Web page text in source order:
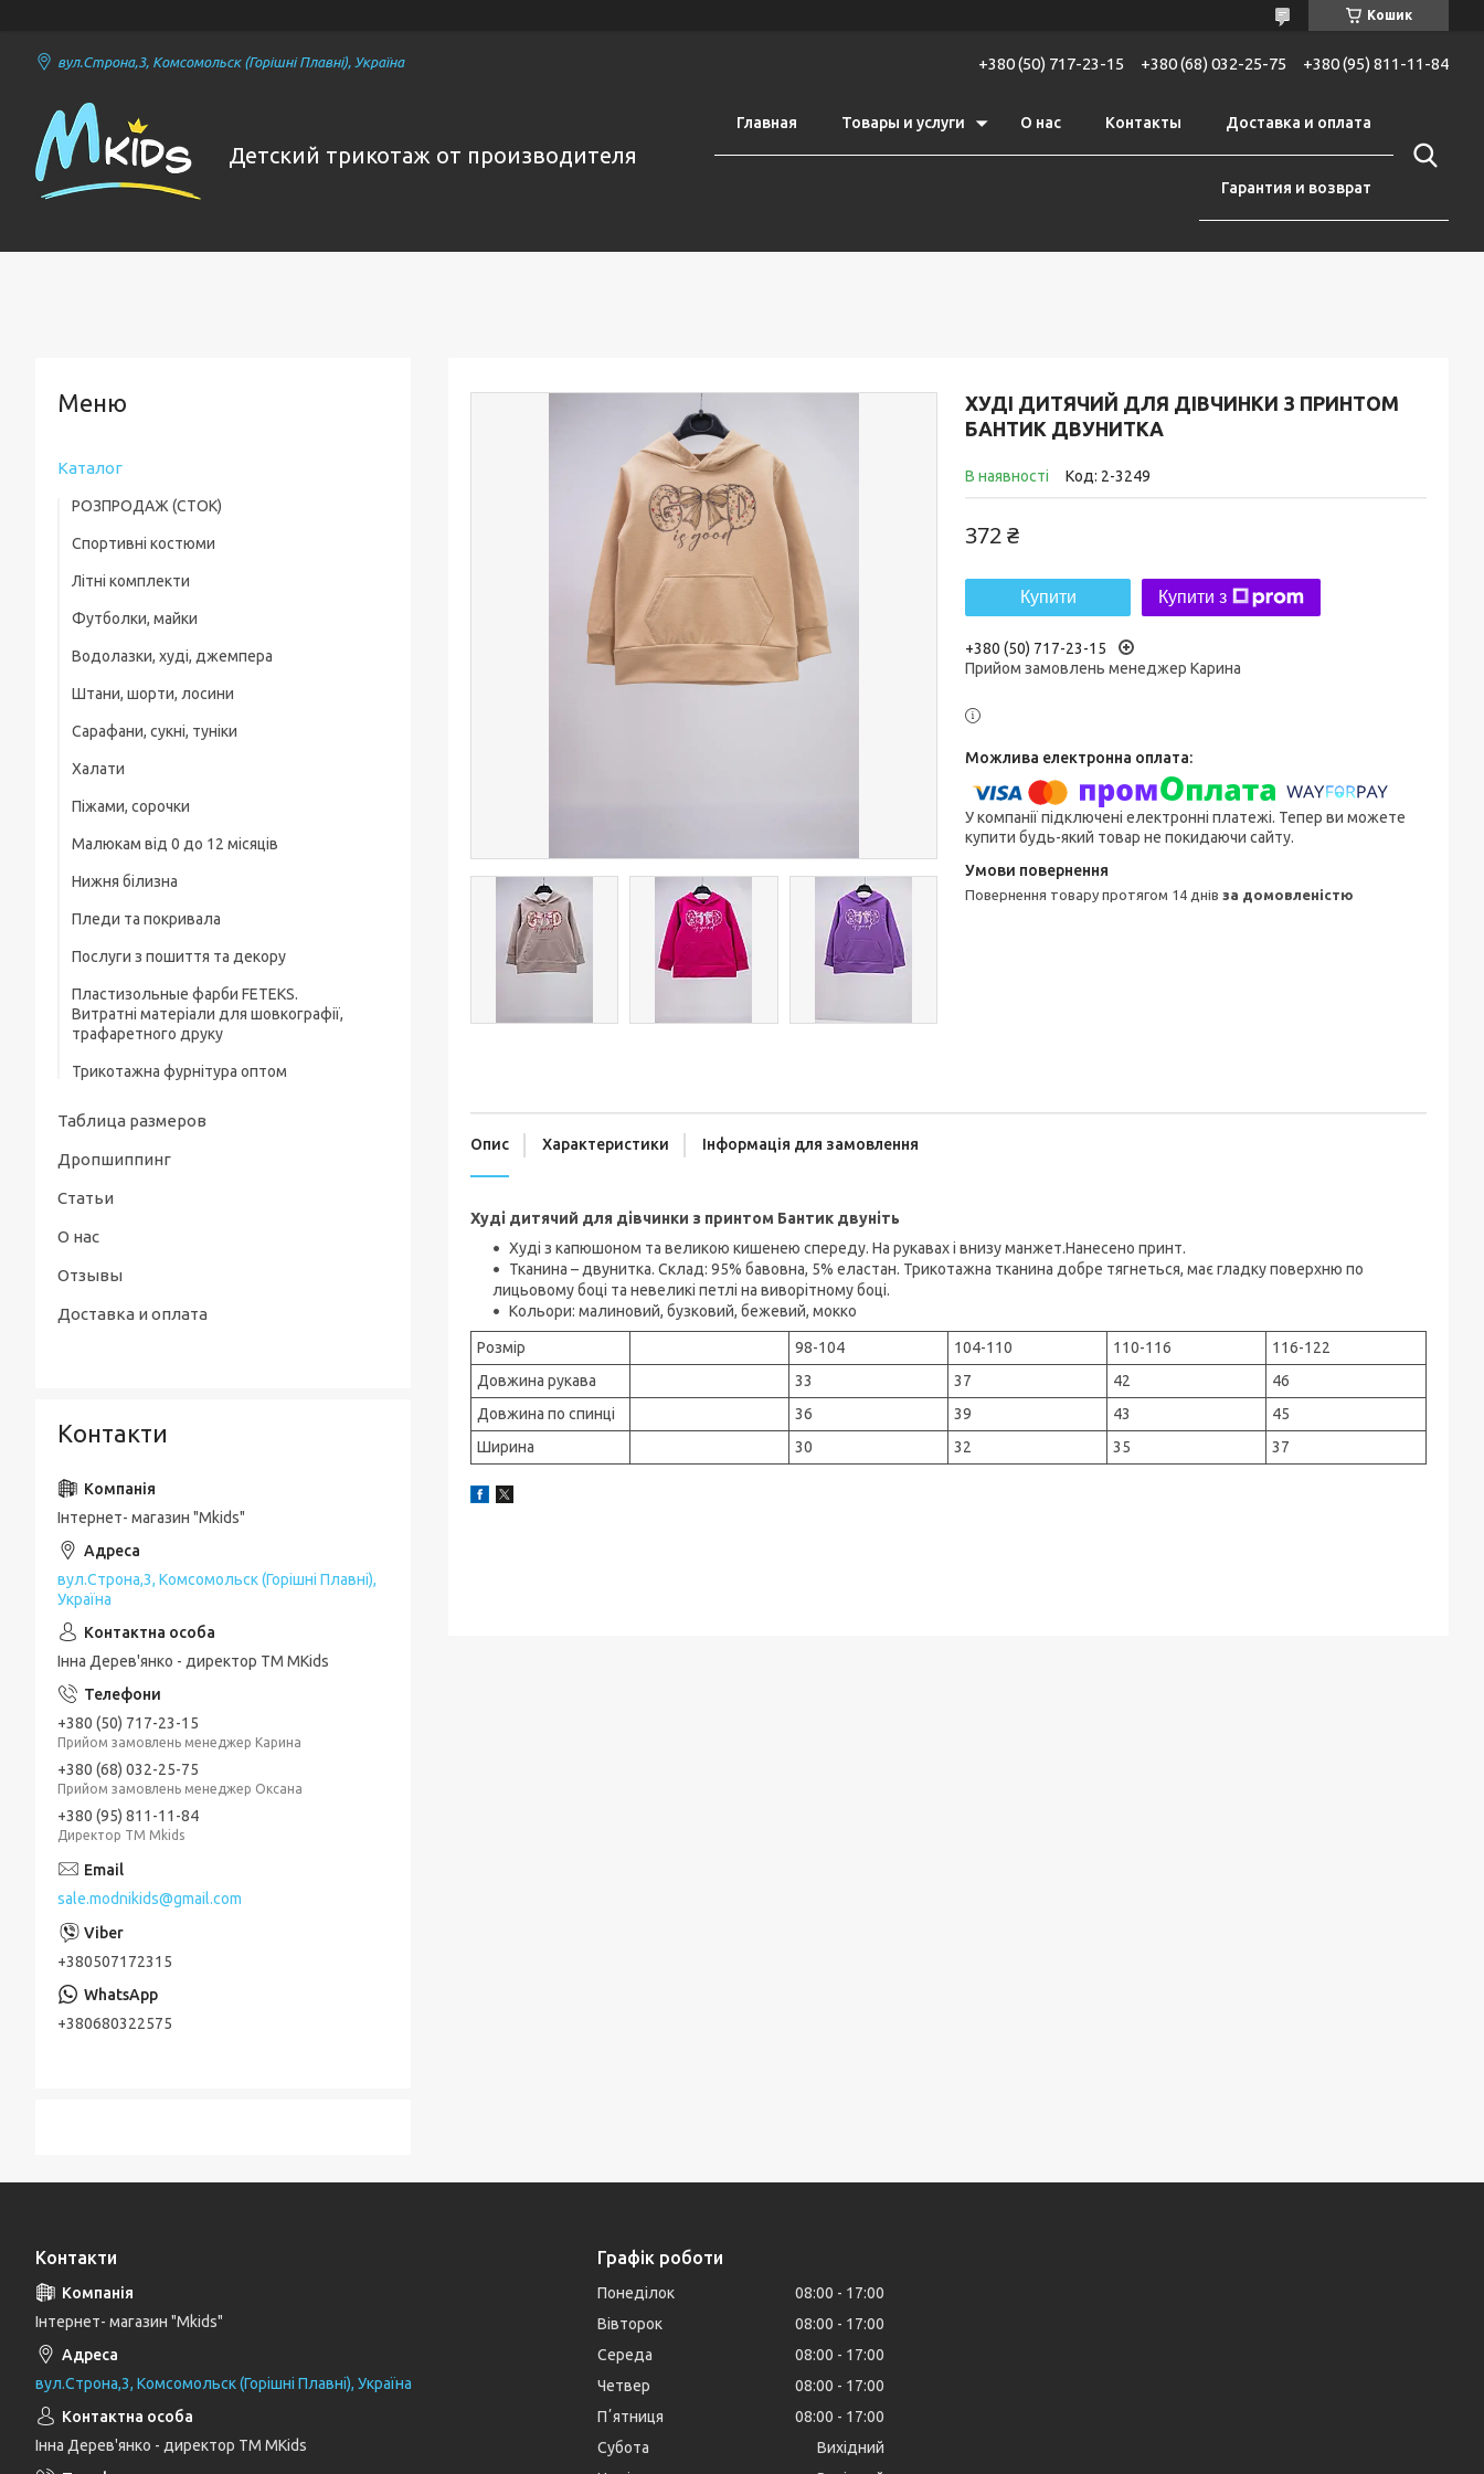
Кошик
вул.Строна,3, Комсомольск (Горішні Плавні), Україна +380 (50) 717-23-15 +380 (68) 032-25-75 +380 (95) 811-11-84
Детский трикотаж от производителя
Главная Товары и услуги О нас Контакты Доставка и оплата
Гарантия и возврат
ХУДІ ДИТЯЧИЙ ДЛЯ ДІВЧИНКИ З ПРИНТОМ
БАНТИК ДВУНИТКА
В наявності Код: 2-3249
372 ₴
Купити Купити з
+380 (50) 717-23-15
Прийом замовлень менеджер Карина
У компанії підключені електронні платежі. Тепер ви можете
купити будь-який товар не покидаючи сайту.
повернення товару протягом 14 днів за домовленістю
Опис Характеристики Інформація для замовлення
Худі дитячий для дівчинки з принтом Бантик двуніть
Худі з капюшоном та великою кишенею спереду. На рукавах і внизу манжет.Нанесено принт.
Тканина – двунитка. Склад: 95% бавовна, 5% еластан. Трикотажна тканина добре тягнеться, має гладку поверхню по
лицьовому боці та невеликі петлі на виворітному боці.
Кольори: малиновий, бузковий, бежевий, мокко
Розмір 98-104 104-110 110-116
116-122
Довжина рукава
33 37 42
46
Довжина по спинці
36 39 43
45
Ширина
30 32 35 37
Каталог
РОЗПРОДАЖ (СТОК)
Футболки
Літні комплекти
Шорти, бріджі, треси
Малюки
Водолазки, худі, джемпера
Костюми
Спортивні костюми
Хлопчикам
Дівчаткам
Літні комплекти
Хлопчикам
Дівчаткам
Футболки, майки
Хлопчикам
Дівчаткам
Водолазки, худі, джемпера
Хлопчикам
Дівчаткам
Штани, шорти, лосини
Спортивні штани та підштанці
Шорти, Бриджі
Лосини, легінси, треси
Сарафани, сукні, туніки
Халати
Піжами, сорочки
Хлопчикам
Дівчаткам
Малюкам від 0 до 12 місяців
Боді для малюків
Комбінезони, сліпи
Ясельні костюми та комплекти
Пісочники, напівкомбінезони
Дитячі сорочечки, кофточки та повзуни
Нижня білизна
Пледи та покривала
Послуги з пошиття та декору
Пластизольные фарби FETEKS.
Витратні матеріали для шовкографії,
трафаретного друку
Трикотажна фурнітура оптом
Таблица размеров
Дропшиппинг
Статьи
О нас
Отзывы
Доставка и оплата
Контакти
Інтернет- магазин "Mkids"
вул.Строна,3, Комсомольск (Горішні Плавні),
Україна
Інна Дерев'янко - директор TM MKids
+380 (50) 717-23-15
Прийом замовлень менеджер Карина
+380 (68) 032-25-75
Прийом замовлень менеджер Оксана
+380 (95) 811-11-84
Директор ТМ Mkids
sale.modnikids@gmail.com
+380507172315
+380680322575
Контакти
Інтернет- магазин "Mkids"
вул.Строна,3, Комсомольск (Горішні Плавні), Україна
Інна Дерев'янко - директор TM MKids
Графік роботи
Понеділок 08:00
17:00
Вівторок
08:00
17:00
Середа
08:00
17:00
Четвер
08:00
17:00
Пʼятниця
08:00
17:00
Субота
Вихідний